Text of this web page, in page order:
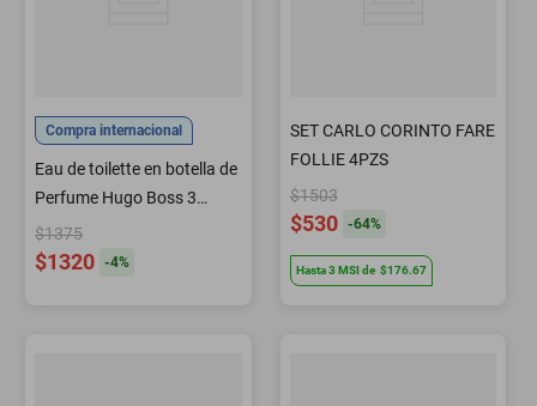
Compra internacional
Eau de toilette en botella de
Perfume Hugo Boss 3
unidades Set de regalo para
hombre
$1375
$1320 -4%
SET CARLO CORINTO FARE
FOLLIE 4PZS
$1503
$530 -64%
Hasta3 MSIde $176.67